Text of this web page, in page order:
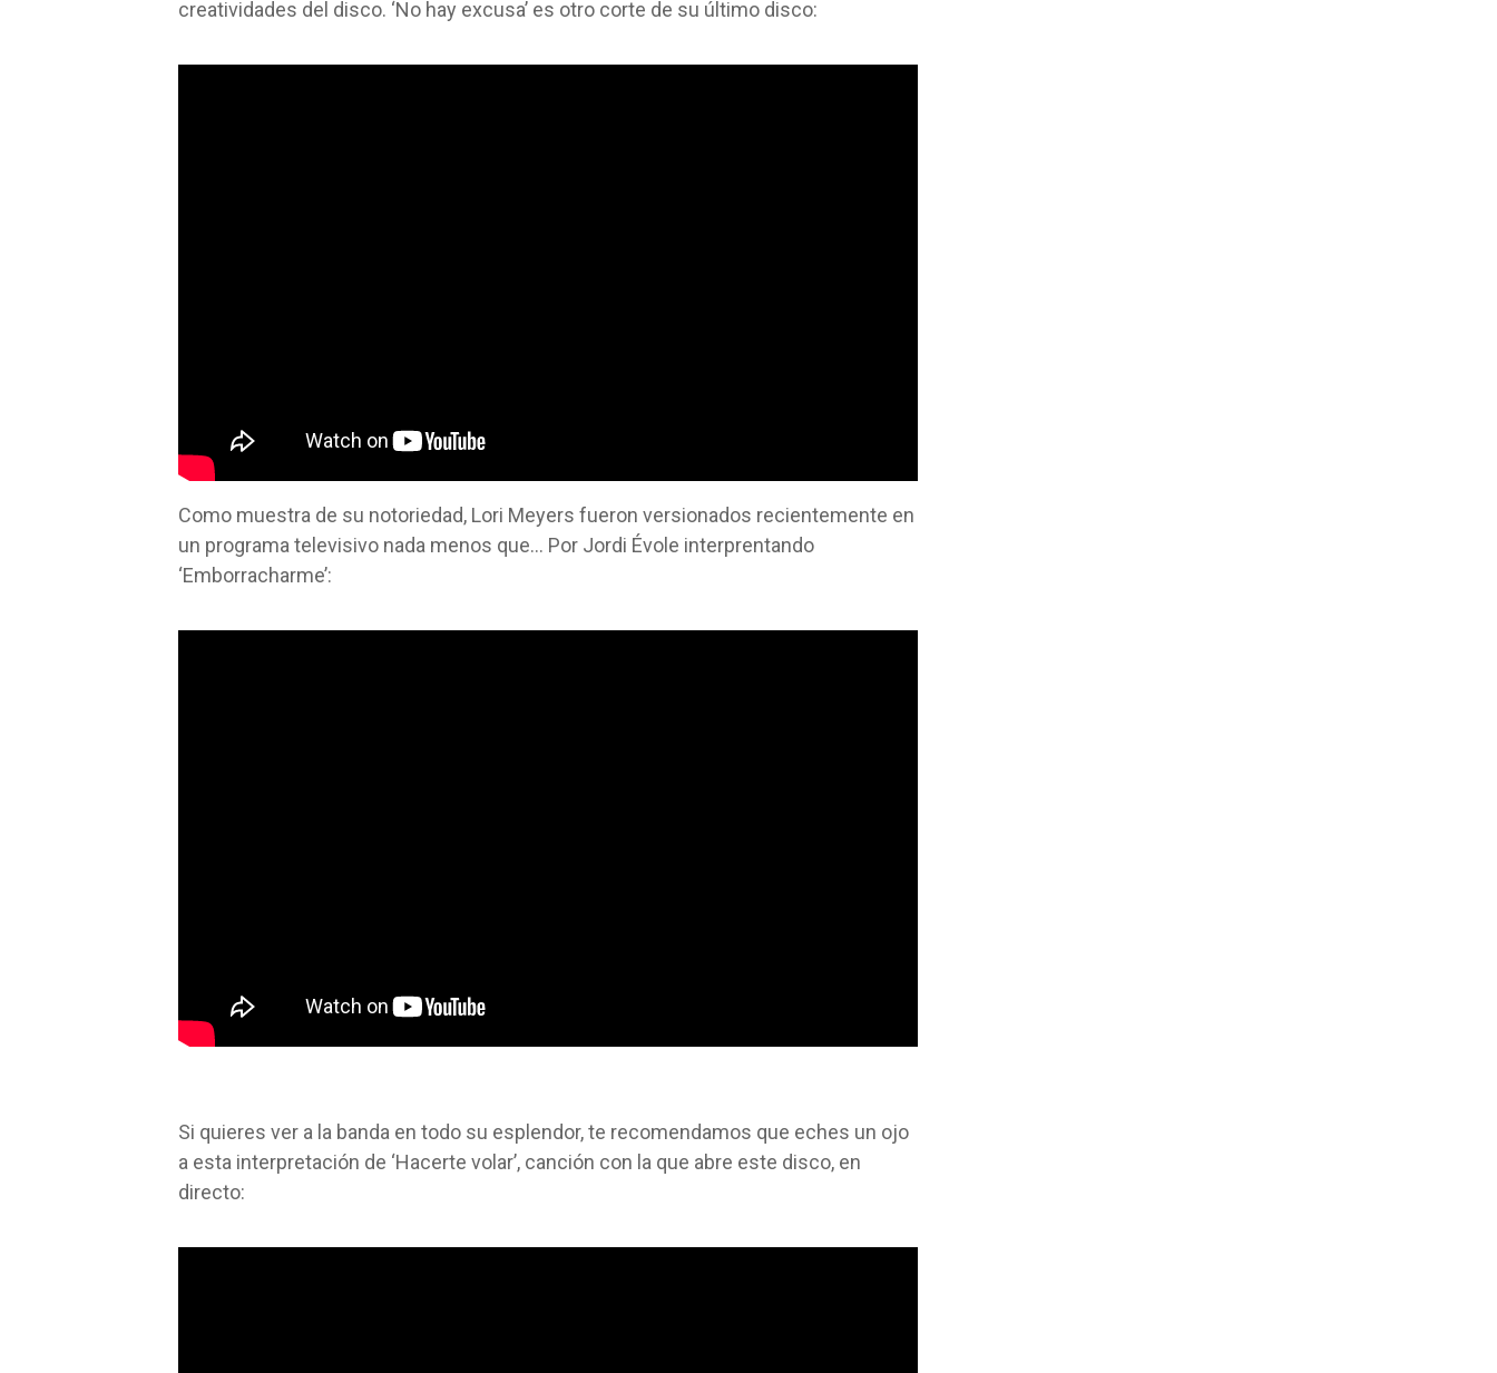
creatividades del disco. ‘No hay excusa’ es otro corte de su último disco:
Como muestra de su notoriedad, Lori Meyers fueron versionados recientemente en
un programa televisivo nada menos que… Por Jordi Évole interprentando
‘Emborracharme’:
Si quieres ver a la banda en todo su esplendor, te recomendamos que eches un ojo
a esta interpretación de ‘Hacerte volar’, canción con la que abre este disco, en
directo: